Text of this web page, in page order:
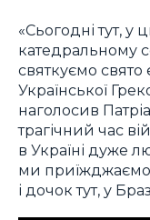
«Сьогодні тут, у
катедральному
святкуємо свято
Української
наголосив
трагічний час
в Україні дуже
ми
і дочок тут, у